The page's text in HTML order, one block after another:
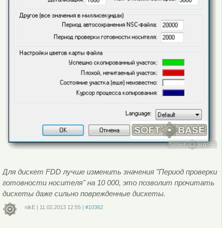
Для дискет FDD лучше изменить значения "Период проверки
готовности носителя" на 10 000, это позволит прочитать
дискеты даже сильно поврежденные дискеты.
nikE| 11.02.2013 12:55| #10362